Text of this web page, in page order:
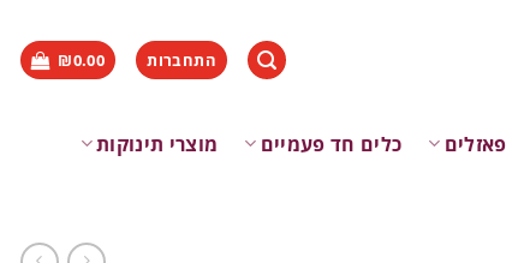
התחברות ₪0.00
פאזלים כלים חד פעמיים
מוצרי תינוקות